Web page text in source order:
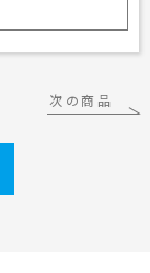
次の商品